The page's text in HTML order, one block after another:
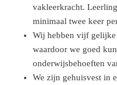
vakleerkracht.
minimaal twee keer
Wij hebben vijf gelijke
waardoor we goed
onderwijsbehoeften
We zijn gehuisvest in